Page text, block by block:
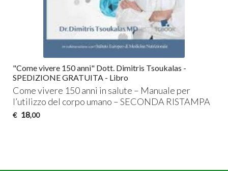
"Come vivere 150 anni" Dott. Dimitris Tsoukalas -
SPEDIZIONE GRATUITA - Libro
Come vivere 150 anni in salute – Manuale per
l’utilizzo del corpo umano –SECONDA RISTAMPA
€ 18,00